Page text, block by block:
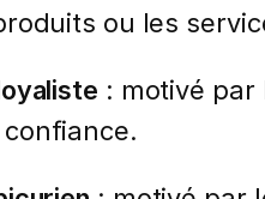
ou les
: motivé